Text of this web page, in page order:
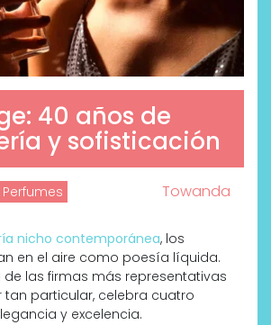
40 años de
y sofisticación
Perfumes Towanda
nicho contemporánea, los
en el aire como poesía líquida.
de las firmas más representativas
tan particular, celebra cuatro
y excelencia.